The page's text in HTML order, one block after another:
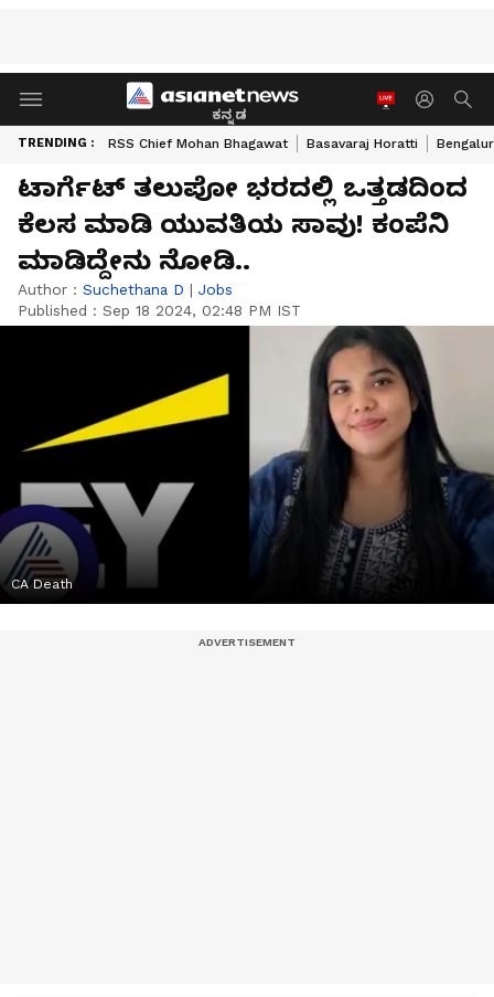
ಕನ್ನಡ
TRENDING : RSS Chief Mohan Bhagawat Basavaraj Horatti
ಟಾರ್ಗೆಟ್​ ತಲುಪೋ ಭರದಲ್ಲಿ ಒತ್ತಡದಿಂದ
ಕೆಲಸ ಮಾಡಿ ಯುವತಿಯ ಸಾವು! ಕಂಪೆನಿ
ಮಾಡಿದ್ದೇನು ನೋಡಿ..
Author : Suchethana D | Jobs
Published : Sep 18 2024, 02:48 PM IST
CA Death